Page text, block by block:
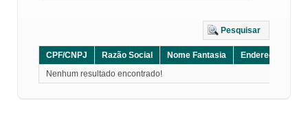
Pesquisar
CPF/CNPJ Razão Social Nome Fantasia Endereço
Nenhum resultado encontrado!